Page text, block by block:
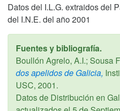
Datos del I.L.G. extraidos del
del I.N.E. del año 2001
Fuentes y bibliografía.
Boullón Agrelo, A.I.; Sousa
dos apelidos de Galicia,
USC, 2001.
Datos de Distribución en